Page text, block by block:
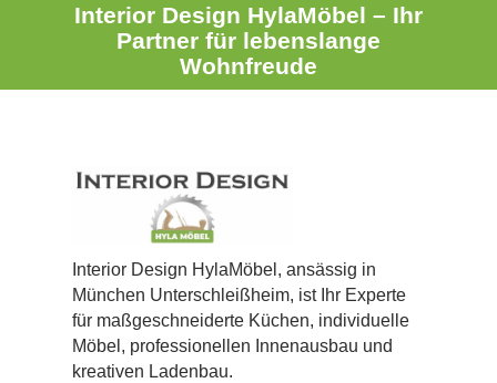
Interior Design HylaMöbel – Ihr
Partner für lebenslange
Wohnfreude
Interior Design HylaMöbel, ansässig in
München Unterschleißheim, ist Ihr Experte
für maßgeschneiderte Küchen, individuelle
Möbel, professionellen Innenausbau und
kreativen Ladenbau.